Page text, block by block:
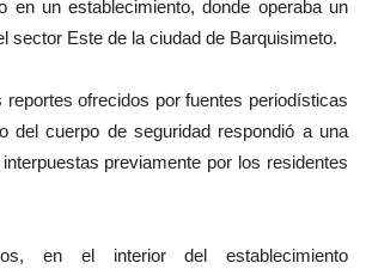
en un establecimiento, donde operaba un
sector Este de la ciudad de Barquisimeto.
reportes ofrecidos por fuentes periodísticas
del cuerpo de seguridad respondió a una
previamente por los residentes
en el interior del establecimiento